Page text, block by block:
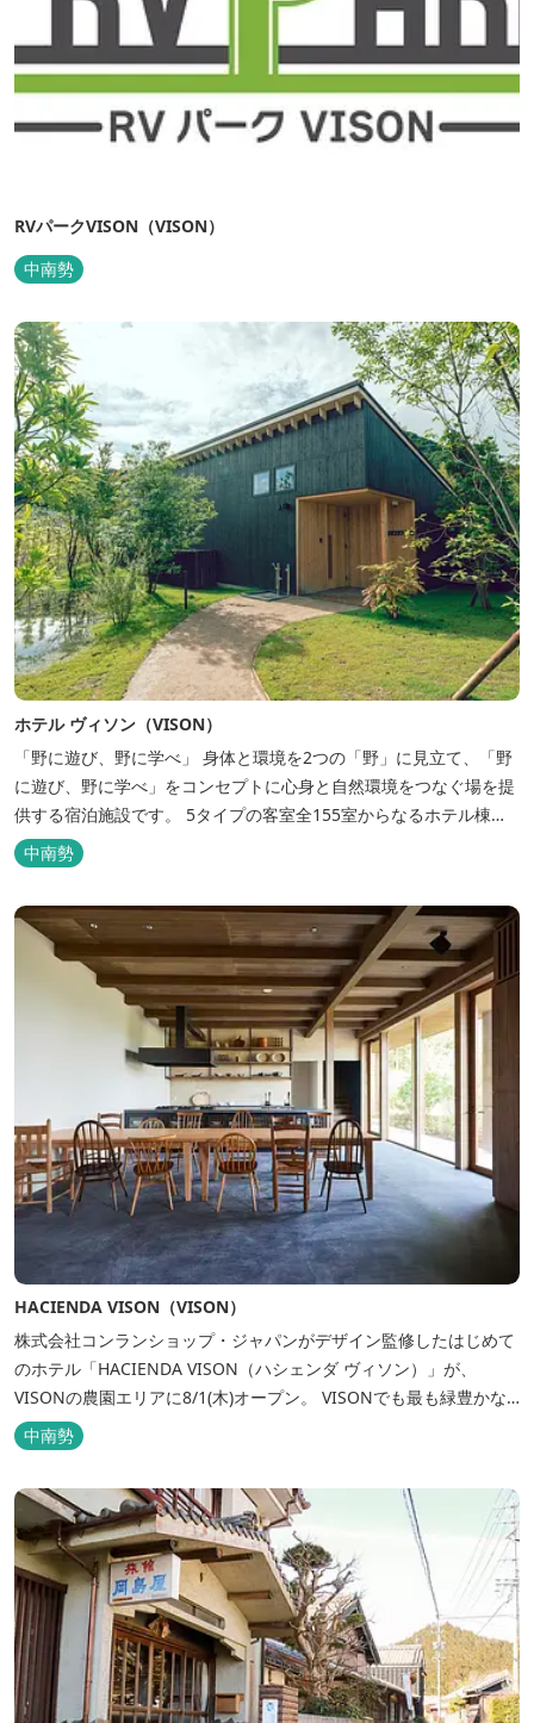
RVパークVISON（VISON）
中南勢
ホテル ヴィソン（VISON）
「野に遊び、野に学べ」 身体と環境を2つの「野」に見立て、「野
に遊び、野に学べ」をコンセプトに心身と自然環境をつなぐ場を提
供する宿泊施設です。 5タイプの客室全155室からなるホテル棟
と、プライベートな滞在が楽しめる一棟独立型のヴィラ6棟がござ
います。
中南勢
HACIENDA VISON（VISON）
株式会社コンランショップ・ジャパンがデザイン監修したはじめて
のホテル「HACIENDA VISON（ハシェンダ ヴィソン）」が、
VISONの農園エリアに8/1(木)オープン。 VISONでも最も緑豊かな
農園エリアに建つHACIENDA VISON。 ホテル名
の“HACIENDA”は、スペイン語で荘園の主の館を...
中南勢